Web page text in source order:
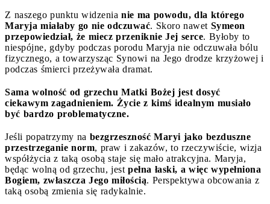
Z naszego punktu widzenia nie ma powodu, dla którego
Maryja miałaby go nie odczuwać. Skoro nawet Symeon
przepowiedział, że miecz przeniknie Jej serce. Byłoby to
niespójne, gdyby podczas porodu Maryja nie odczuwała bólu
fizycznego, a towarzysząc Synowi na Jego drodze krzyżowej i
podczas śmierci przeżywała dramat.
Sama wolność od grzechu Matki Bożej jest dosyć
ciekawym zagadnieniem. Życie z kimś idealnym musiało
być bardzo problematyczne.
Jeśli popatrzymy na bezgrzeszność Maryi jako bezduszne
przestrzeganie norm, praw i zakazów, to rzeczywiście, wizja
współżycia z taką osobą staje się mało atrakcyjna. Maryja,
będąc wolną od grzechu, jest pełna łaski, a więc wypełniona
Bogiem, zwłaszcza Jego miłością. Perspektywa obcowania z
taką osobą zmienia się radykalnie.